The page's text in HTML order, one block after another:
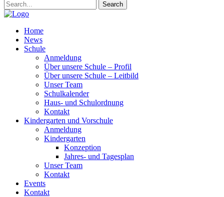
Search
Home
News
Schule
Anmeldung
Über unsere Schule – Profil
Über unsere Schule – Leitbild
Unser Team
Schulkalender
Haus- und Schulordnung
Kontakt
Kindergarten und Vorschule
Anmeldung
Kindergarten
Konzeption
Jahres- und Tagesplan
Unser Team
Kontakt
Events
Kontakt